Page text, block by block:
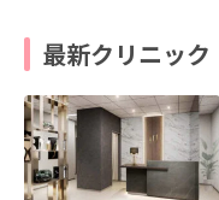
最新クリニック